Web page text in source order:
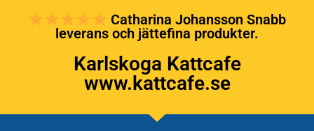
Catharina Johansson Snabb
leverans och jättefina produkter.
Karlskoga Kattcafe
www.kattcafe.se